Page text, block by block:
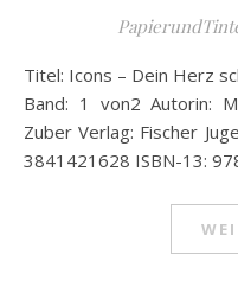
Titel: Icons – Dein Herz schlägt nur mit ihrer Erlaubnis
Band: 1 von2 Autorin:
Zuber Verlag: Fischer
3841421628 ISBN-13: